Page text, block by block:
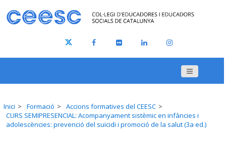
Inici Formació
Accions formatives del CEESC
CURS SEMIPRESENCIAL: Acompanyament sistèmic en infàncies i
adolescències: prevenció del suïcidi i promoció de la salut (3a ed.)